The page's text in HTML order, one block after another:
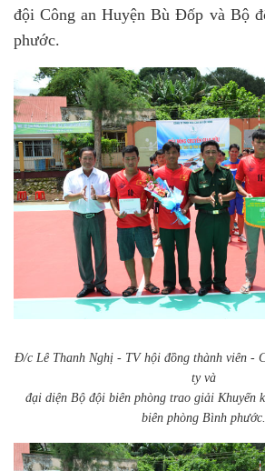
đội Công an Huyện Bù Đốp và Bộ
phước.
Đ/c Lê Thanh Nghị - TV hội đồng thành viên -
ty và
đại diện Bộ đội biên phòng trao giải Khuyến
biên phòng Bình phước.